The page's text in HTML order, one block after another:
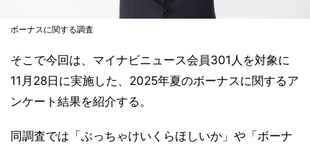
ボーナスに関する調査
そこで今回は、マイナビニュース会員301人を対象に
11月28日に実施した、2025年夏のボーナスに関するア
ンケート結果を紹介する。
同調査では「ぶっちゃけいくらほしいか」や「ボーナ